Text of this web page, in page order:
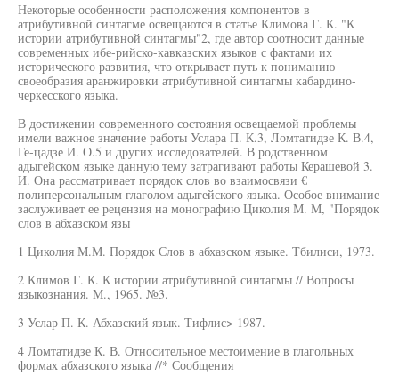
Некоторые особенности расположения компонентов в
атрибутивной синтагме освещаются в статье Климова Г. К. "К
истории атрибутивной синтагмы"2, где автор соотносит данные
современных ибе-рийско-кавказских языков с фактами их
исторического развития, что открывает путь к пониманию
своеобразия аранжировки атрибутивной синтагмы кабардино-
черкесского языка.
В достижении современного состояния освещаемой проблемы
имели важное значение работы Услара П. К.3, Ломтатидзе К. В.4,
Ге-цадзе И. О.5 и других исследователей. В родственном
адыгейском языке данную тему затрагивают работы Керашевой 3.
И. Она рассматривает порядок слов во взаимосвязи €
полиперсональным глаголом адыгейского языка. Особое внимание
заслуживает ее рецензия на монографию Циколия М. М, "Порядок
слов в абхазском язы
1 Циколия М.М. Порядок Слов в абхазском языке. Тбилиси, 1973.
2 Климов Г. К. К истории атрибутивной синтагмы // Вопросы
языкознания. М., 1965. №3.
3 Услар П. К. Абхазский язык. Тифлис> 1987.
4 Ломтатидзе К. В. Относительное местоимение в глагольных
формах абхазского языка //* Сообщения